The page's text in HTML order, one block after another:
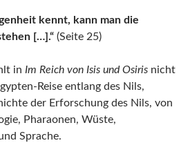
kennt, kann man die
[…].“ (Seite 25)
in Im Reich von Isis und Osiris nicht
Reise entlang des Nils,
der Erforschung des Nils, von
Pharaonen, Wüste,
Sprache.